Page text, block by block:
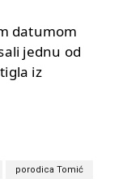
datumom
jednu od
iz
porodica Tomić